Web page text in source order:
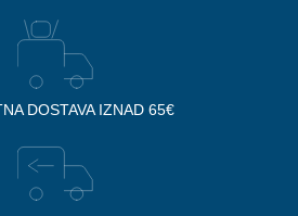
DOSTAVA IZNAD 65€